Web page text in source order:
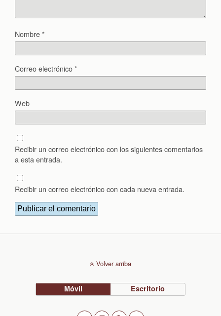
Nombre*
Correo electrónico*
Web
Recibir un correo electrónico con los siguientes comentarios
a esta entrada.
Recibir un correo electrónico con cada nueva entrada.
Volver arriba
Móvil Escritorio